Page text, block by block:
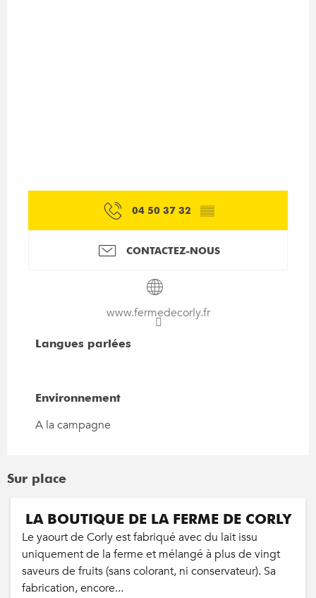
04 50 37 32 ▒▒
CONTACTEZ-NOUS
www.fermedecorly.fr
Langues parlées
Langues parlées
Environnement
Environnement
A la campagne
Sur place
LA BOUTIQUE DE LA FERME DE CORLY
Le yaourt de Corly est fabriqué avec du lait issu
uniquement de la ferme et mélangé à plus de vingt
saveurs de fruits (sans colorant, ni conservateur). Sa
fabrication, encore...